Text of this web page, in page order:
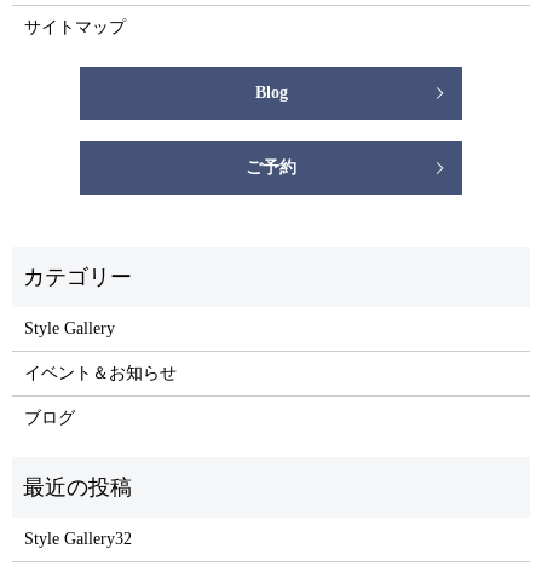
サイトマップ
Blog
ご予約
Style Gallery
イベント＆お知らせ
ブログ
Style Gallery32